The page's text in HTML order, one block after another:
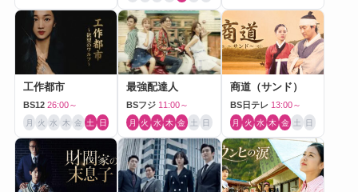
工作都市
BS12 26:00～
月 火 水 木 金 土 日
最強配達人
BSフジ 11:00～
月 火 水 木 金 土 日
商道（サンド）
BS日テレ 13:00～
月 火 水 木 金 土 日